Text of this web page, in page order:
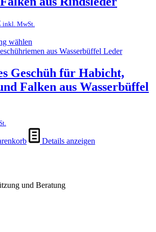
inkl. MwSt.
wählen
weist
Varianten
auf.
Die
Produktseite
gewählt
Geschüh für Habicht,
Falken aus Wasserbüffel
Details anzeigen
und Beratung